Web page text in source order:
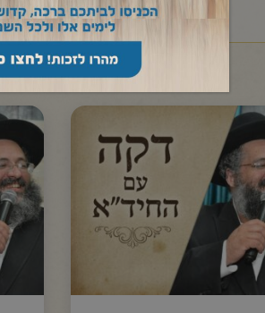
ראשי/שיעורי החיד"א/דקה